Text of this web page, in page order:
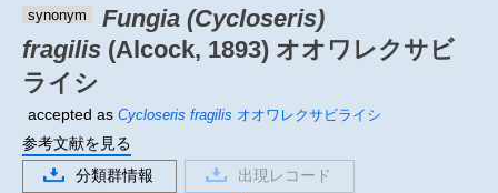
synonym
Fungia (Cycloseris)
fragilis (Alcock, 1893) オオワレクサビ
ライシ
accepted as Cycloseris fragilis オオワレクサビライシ
参考文献を見る
分類群情報
出現レコード